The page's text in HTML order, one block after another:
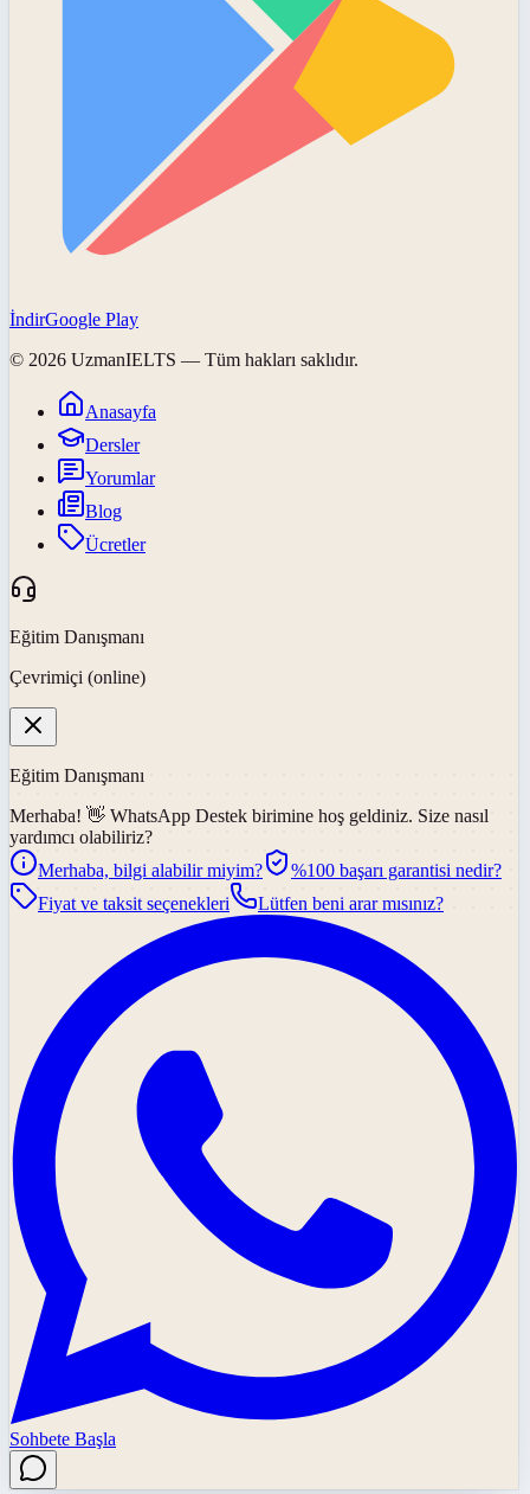
İndirGoogle Play
© 2026 UzmanIELTS — Tüm hakları saklıdır.
Anasayfa
Dersler
Yorumlar
Blog
Ücretler
Eğitim Danışmanı
Çevrimiçi (online)
Eğitim Danışmanı
Merhaba! 👋 WhatsApp Destek birimine hoş geldiniz. Size nasıl
yardımcı olabiliriz?
Merhaba, bilgi alabilir miyim?
%100 başarı garantisi nedir?
Fiyat ve taksit seçenekleri
Lütfen beni arar mısınız?
Sohbete Başla